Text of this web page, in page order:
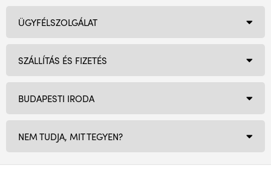
BUDAPESTI IRODA
NEM TUDJA, MIT TEGYEN?
ÜGYFÉLSZOLGÁLAT
SZÁLLÍTÁS ÉS FIZETÉS